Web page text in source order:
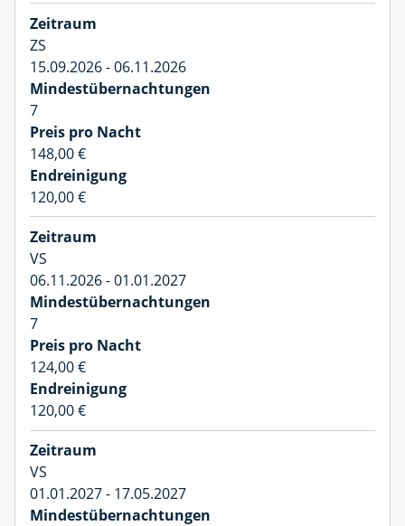
ZS
15.09.2026 - 06.11.2026
7
148,00 €
120,00 €
VS
06.11.2026 - 01.01.2027
7
124,00 €
120,00 €
VS
01.01.2027 - 17.05.2027